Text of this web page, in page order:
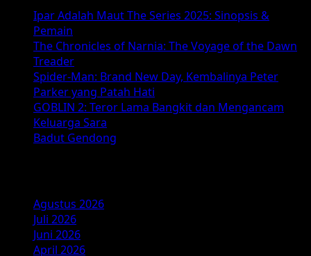
Djoerig
Salawe
Film
Horor-
Komedi
dengan
Sentuhan
Realitas
Sosial
Ipar Adalah Maut The Series 2025: Sinopsis &
Pemain
The Chronicles of Narnia: The Voyage of the Dawn
Treader
Spider-Man: Brand New Day, Kembalinya Peter
Parker yang Patah Hati
GOBLIN 2: Teror Lama Bangkit dan Mengancam
Keluarga Sara
Badut Gendong
Agustus 2026
Juli 2026
Juni 2026
April 2026